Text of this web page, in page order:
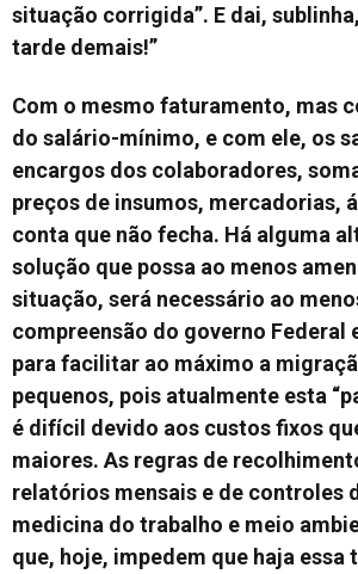
situação corrigida”. E dai,
tarde demais!”
Com o mesmo faturamento, mas
do salário-mínimo, e com ele, os
encargos dos colaboradores,
preços de insumos, mercadorias,
conta que não fecha. Há alguma
solução que possa ao menos
situação, será necessário ao
compreensão do governo Federal
para facilitar ao máximo a
pequenos, pois atualmente esta
é difícil devido aos custos fixos
maiores. As regras de
relatórios mensais e de controles
medicina do trabalho e meio
que, hoje, impedem que haja essa